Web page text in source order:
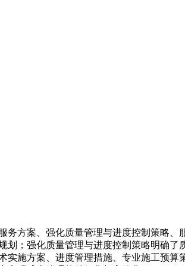
务方案、强化质量管理与进度控制策略
划；强化质量管理与进度控制策略明确
实施方案、进度管理措施、专业施工预